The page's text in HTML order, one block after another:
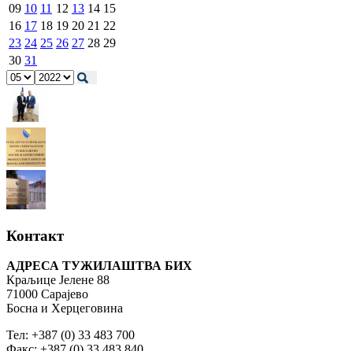
09 10 11 12 13 14 15
16 17 18 19 20 21 22
23 24 25 26 27 28 29
30 31
Контакт
АДРЕСА ТУЖИЛАШТВА БИХ
Краљице Јелене 88
71000 Сарајево
Босна и Херцеговина
Тел: +387 (0) 33 483 700